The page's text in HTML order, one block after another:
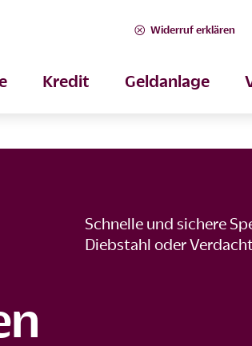
Widerruf erklären
Kredit Geldanlage
Schnelle und sichere
Diebstahl oder